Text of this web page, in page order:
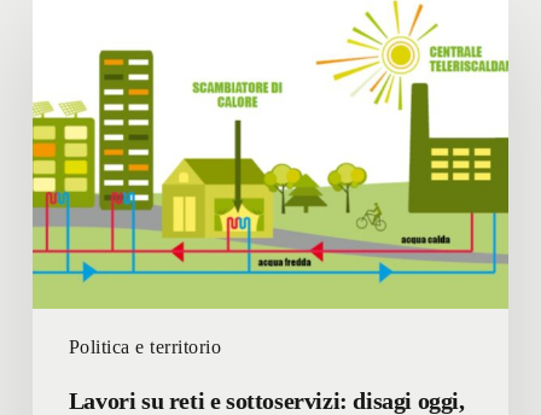
Politica e territorio
sottoservizi:
disagi
oggi,
benefici
breve
Lavori su reti e sottoservizi: disagi oggi,